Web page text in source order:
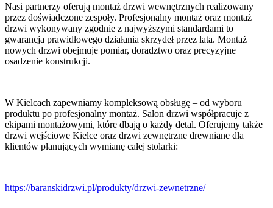
Nasi partnerzy oferują montaż drzwi wewnętrznych realizowany
przez doświadczone zespoły. Profesjonalny montaż oraz montaż
drzwi wykonywany zgodnie z najwyższymi standardami to
gwarancja prawidłowego działania skrzydeł przez lata. Montaż
nowych drzwi obejmuje pomiar, doradztwo oraz precyzyjne
osadzenie konstrukcji.
W Kielcach zapewniamy kompleksową obsługę – od wyboru
produktu po profesjonalny montaż. Salon drzwi współpracuje z
ekipami montażowymi, które dbają o każdy detal. Oferujemy także
drzwi wejściowe Kielce oraz drzwi zewnętrzne drewniane dla
klientów planujących wymianę całej stolarki:
https://baranskidrzwi.pl/produkty/drzwi-zewnetrzne/